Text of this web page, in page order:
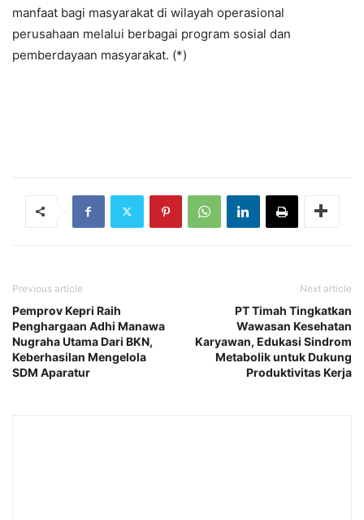
manfaat bagi masyarakat di wilayah operasional
perusahaan melalui berbagai program sosial dan
pemberdayaan masyarakat. (*)
Previous article
Pemprov Kepri Raih
Penghargaan Adhi Manawa
Nugraha Utama Dari BKN,
Keberhasilan Mengelola
SDM Aparatur
Next article
PT Timah Tingkatkan
Wawasan Kesehatan
Karyawan, Edukasi Sindrom
Metabolik untuk Dukung
Produktivitas Kerja